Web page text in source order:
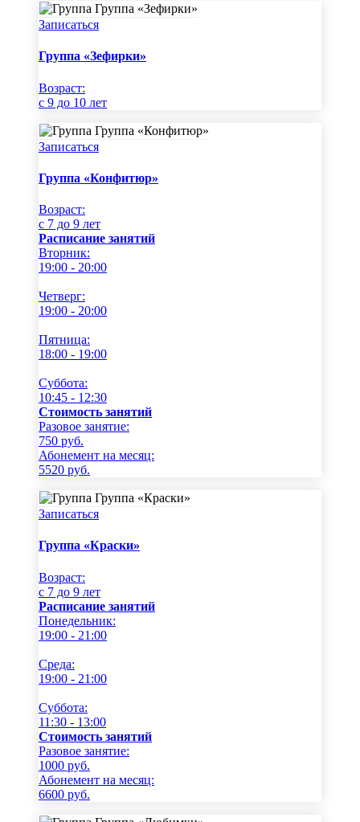
Записаться
Группа «Зефирки»
Возраст:
c 9 до 10 лет
Записаться
Группа «Конфитюр»
Возраст:
c 7 до 9 лет
Расписание занятий
Вторник:
19:00 - 20:00
Четверг:
19:00 - 20:00
Пятница:
18:00 - 19:00
Суббота:
10:45 - 12:30
Стоимость занятий
Разовое занятие:
750 руб.
Абонемент на месяц:
5520 руб.
Записаться
Группа «Краски»
Возраст:
c 7 до 9 лет
Расписание занятий
Понедельник:
19:00 - 21:00
Среда:
19:00 - 21:00
Суббота:
11:30 - 13:00
Стоимость занятий
Разовое занятие:
1000 руб.
Абонемент на месяц:
6600 руб.